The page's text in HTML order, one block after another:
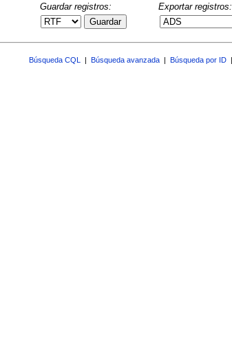
Guardar registros:
Guardar
Exportar registros:
Búsqueda CQL Búsqueda avanzada Búsqueda por ID